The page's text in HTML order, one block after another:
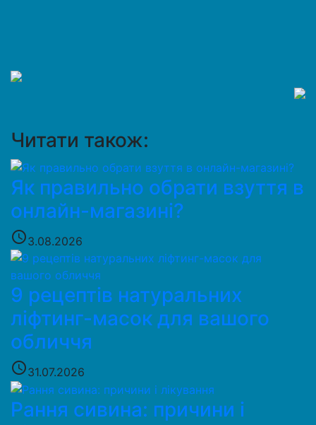
Читати також:
Як правильно обрати взуття в
онлайн-магазині?
access_time3.08.2026
9 рецептів натуральних
ліфтинг-масок для вашого
обличчя
access_time31.07.2026
Рання сивина: причини і